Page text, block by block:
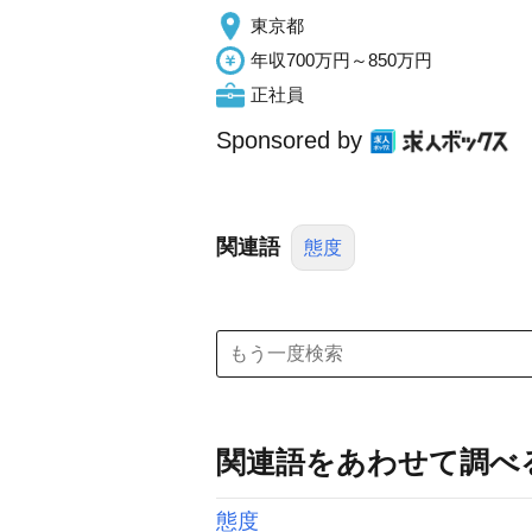
東京都
年収700万円～850万円
正社員
Sponsored by
関連語 態度
関連語をあわせて調べ
態度